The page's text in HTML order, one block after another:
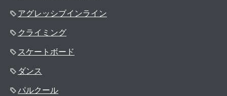
アグレッシブインライン
クライミング
スケートボード
ダンス
パルクール